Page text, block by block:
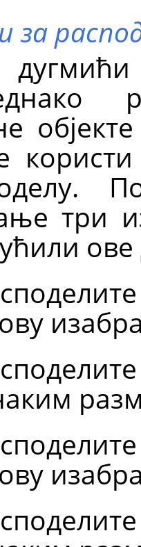
за
три